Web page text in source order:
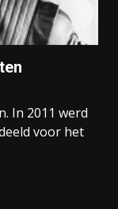
In 2011 werd
voor het